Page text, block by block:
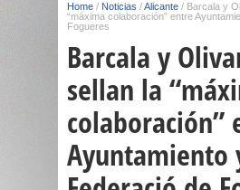
Home / Noticias /Alicante / Barcala y
“máxima colaboración” entre
Fogueres
Barcala y
sellan la
colaboración”
Ayuntamiento